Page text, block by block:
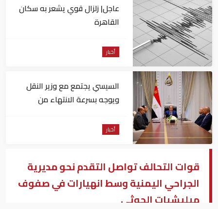
عاجل| زلزال قوي يشعر به سكان
القاهرة
أخبار
السيسي يجتمع مع وزير النقل
ويوجه بسرعة الانتهاء من
أخبار
قوات التحالف تواصل التقدم نحو مديرية
الجراحي اليمنية وسط انهيارات في صفوف
ميليشيات الحوثي